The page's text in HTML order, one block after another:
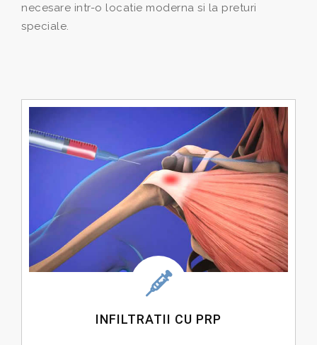
necesare intr-o locatie moderna si la preturi
speciale.
INFILTRATII CU PRP